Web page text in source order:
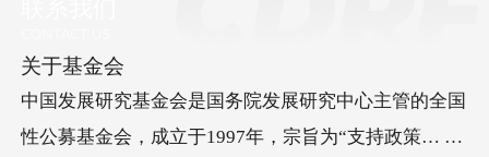
关于基金会
中国发展研究基金会是国务院发展研究中心主管的全国
性公募基金会，成立于1997年，宗旨为“支持政策… 研